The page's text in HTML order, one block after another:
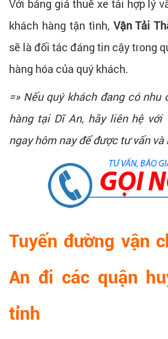
Với bảng giá thuê xe tải hợp lý
khách hàng tận tình, Vận Tải
sẽ là đối tác đáng tin cậy trong
hàng hóa của quý khách.
=» Nếu quý khách đang có
hàng tại Dĩ An, hãy liên hệ với
ngay hôm nay để được tư vấn
Tuyến đường vận
An đi các quận
tỉnh